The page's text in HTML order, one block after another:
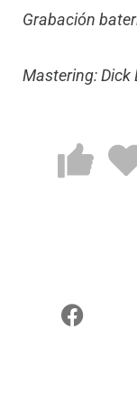
Grabación
Mastering: Dick